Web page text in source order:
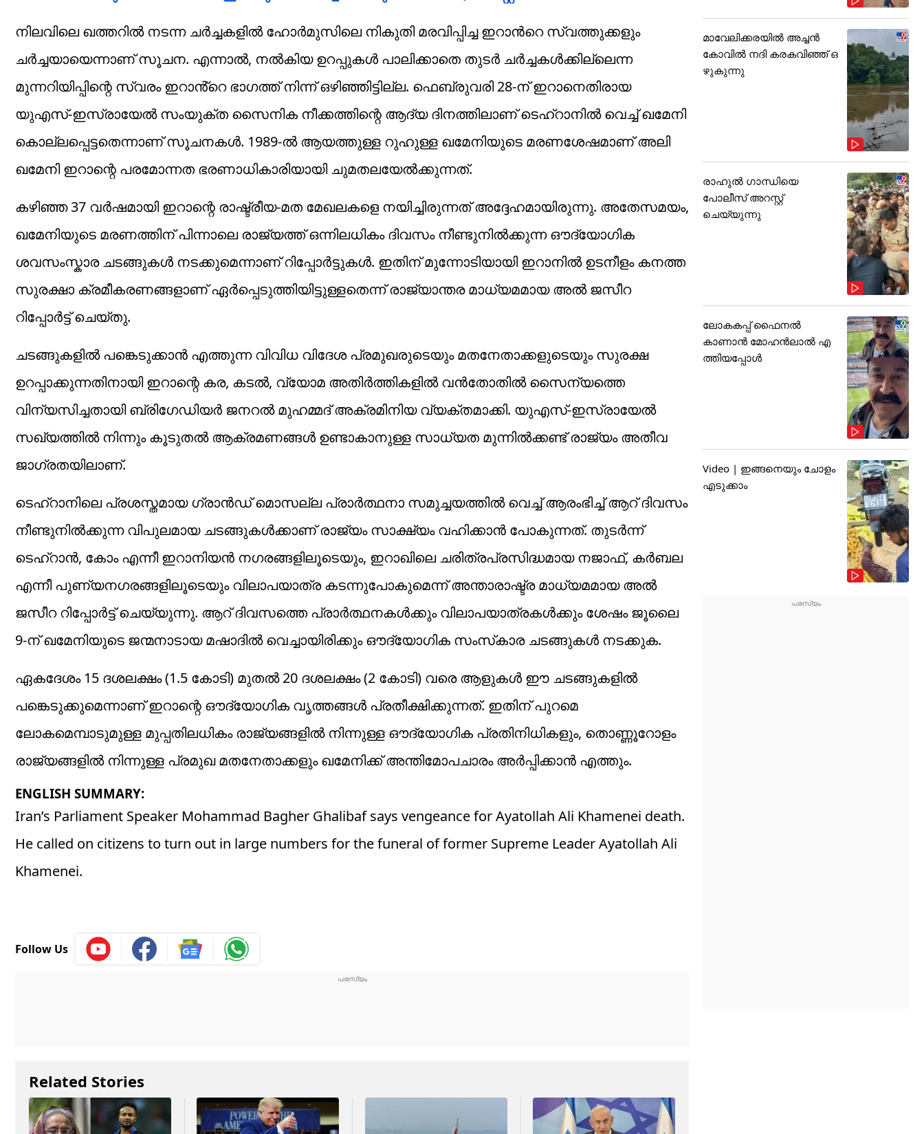
നിലവിലെ ഖത്തറിൽ നടന്ന ചർച്ചകളിൽ ഹോർമുസിലെ നികുതി മരവിപ്പിച്ച ഇറാൻറെ സ്വത്തുക്കളും
ചർച്ചയായെന്നാണ് സൂചന. എന്നാൽ, നൽകിയ ഉറപ്പുകൾ പാലിക്കാതെ തുടർ ചർച്ചകൾക്കില്ലെന്ന
മുന്നറിയിപ്പിന്റെ സ്വരം ഇറാൻ്റെ ഭാ​ഗത്ത് നിന്ന് ഒഴിഞ്ഞിട്ടില്ല. ഫെബ്രുവരി 28-ന് ഇറാനെതിരായ
യുഎസ്-ഇസ്രായേൽ സംയുക്ത സൈനിക നീക്കത്തിന്റെ ആദ്യ ദിനത്തിലാണ് ടെഹ്‌റാനിൽ വെച്ച് ഖമേനി
കൊല്ലപ്പെട്ടതെന്നാണ് സൂചനകൾ. 1989-ൽ ആയത്തുള്ള റുഹുള്ള ഖമേനിയുടെ മരണശേഷമാണ് അലി
ഖമേനി ഇറാന്റെ പരമോന്നത ഭരണാധികാരിയായി ചുമതലയേൽക്കുന്നത്.
കഴിഞ്ഞ 37 വർഷമായി ഇറാന്റെ രാഷ്ട്രീയ-മത മേഖലകളെ നയിച്ചിരുന്നത് അദ്ദേഹമായിരുന്നു. അതേസമയം,
ഖമേനിയുടെ മരണത്തിന് പിന്നാലെ രാജ്യത്ത് ഒന്നിലധികം ദിവസം നീണ്ടുനിൽക്കുന്ന ഔദ്യോഗിക
ശവസംസ്കാര ചടങ്ങുകൾ നടക്കുമെന്നാണ് റിപ്പോർട്ടുകൾ. ഇതിന് മുന്നോടിയായി ഇറാനിൽ ഉടനീളം കനത്ത
സുരക്ഷാ ക്രമീകരണങ്ങളാണ് ഏർപ്പെടുത്തിയിട്ടുള്ളതെന്ന് രാജ്യാന്തര മാധ്യമമായ അൽ ജസീറ
റിപ്പോർട്ട് ചെയ്തു.
ചടങ്ങുകളിൽ പങ്കെടുക്കാൻ എത്തുന്ന വിവിധ വിദേശ പ്രമുഖരുടെയും മതനേതാക്കളുടെയും സുരക്ഷ
ഉറപ്പാക്കുന്നതിനായി ഇറാന്റെ കര, കടൽ, വ്യോമ അതിർത്തികളിൽ വൻതോതിൽ സൈന്യത്തെ
വിന്യസിച്ചതായി ബ്രിഗേഡിയർ ജനറൽ മുഹമ്മദ് അക്രമിനിയ വ്യക്തമാക്കി. യുഎസ്-ഇസ്രായേൽ
സഖ്യത്തിൽ നിന്നും കൂടുതൽ ആക്രമണങ്ങൾ ഉണ്ടാകാനുള്ള സാധ്യത മുന്നിൽക്കണ്ട് രാജ്യം അതീവ
ജാഗ്രതയിലാണ്.
ടെഹ്‌റാനിലെ പ്രശസ്തമായ ഗ്രാൻഡ് മൊസല്ല പ്രാർത്ഥനാ സമുച്ചയത്തിൽ വെച്ച് ആരംഭിച്ച് ആറ് ദിവസം
നീണ്ടുനിൽക്കുന്ന വിപുലമായ ചടങ്ങുകൾക്കാണ് രാജ്യം സാക്ഷ്യം വഹിക്കാൻ പോകുന്നത്. തുടർന്ന്
ടെഹ്‌റാൻ, കോം എന്നീ ഇറാനിയൻ നഗരങ്ങളിലൂടെയും, ഇറാഖിലെ ചരിത്രപ്രസിദ്ധമായ നജാഫ്, കർബല
എന്നീ പുണ്യനഗരങ്ങളിലൂടെയും വിലാപയാത്ര കടന്നുപോകുമെന്ന് അന്താരാഷ്ട്ര മാധ്യമമായ അൽ
ജസീറ റിപ്പോർട്ട് ചെയ്യുന്നു. ആറ് ദിവസത്തെ പ്രാർത്ഥനകൾക്കും വിലാപയാത്രകൾക്കും ശേഷം ജൂലൈ
9-ന് ഖമേനിയുടെ ജന്മനാടായ മഷാദിൽ വെച്ചായിരിക്കും ഔദ്യോഗിക സംസ്‌കാര ചടങ്ങുകൾ നടക്കുക.
ഏകദേശം 15 ദശലക്ഷം (1.5 കോടി) മുതൽ 20 ദശലക്ഷം (2 കോടി) വരെ ആളുകൾ ഈ ചടങ്ങുകളിൽ
പങ്കെടുക്കുമെന്നാണ് ഇറാന്റെ ഔദ്യോഗിക വൃത്തങ്ങൾ പ്രതീക്ഷിക്കുന്നത്. ഇതിന് പുറമെ
ലോകമെമ്പാടുമുള്ള മുപ്പതിലധികം രാജ്യങ്ങളിൽ നിന്നുള്ള ഔദ്യോഗിക പ്രതിനിധികളും, തൊണ്ണൂറോളം
രാജ്യങ്ങളിൽ നിന്നുള്ള പ്രമുഖ മതനേതാക്കളും ഖമേനിക്ക് അന്തിമോപചാരം അർപ്പിക്കാൻ എത്തും.
ENGLISH SUMMARY:
Iran’s Parliament Speaker Mohammad Bagher Ghalibaf says vengeance for Ayatollah Ali Khamenei death.
He called on citizens to turn out in large numbers for the funeral of former Supreme Leader Ayatollah Ali
Khamenei.
Follow Us
Related Stories
മാവേലിക്കരയിൽ അച്ചൻ
കോവിൽ നദി കരകവിഞ്ഞ് ഒ
ഴുകുന്നു
രാഹുൽ ഗാന്ധിയെ
പോലീസ് അറസ്റ്റ്
ചെയ്യുന്നു
ലോകകപ്പ് ഫൈനൽ
കാണാൻ മോഹൻലാൽ എ
ത്തിയപ്പോൾ
Video | ഇങ്ങനെയും ചോളം
എടുക്കാം